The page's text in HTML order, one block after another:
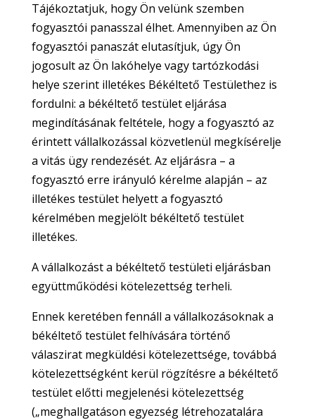
Tájékoztatjuk, hogy Ön velünk szemben
fogyasztói panasszal élhet. Amennyiben az Ön
fogyasztói panaszát elutasítjuk, úgy Ön
jogosult az Ön lakóhelye vagy tartózkodási
helye szerint illetékes Békéltető Testülethez is
fordulni: a békéltető testület eljárása
megindításának feltétele, hogy a fogyasztó az
érintett vállalkozással közvetlenül megkísérelje
a vitás ügy rendezését. Az eljárásra – a
fogyasztó erre irányuló kérelme alapján – az
illetékes testület helyett a fogyasztó
kérelmében megjelölt békéltető testület
illetékes.
A vállalkozást a békéltető testületi eljárásban
együttműködési kötelezettség terheli.
Ennek keretében fennáll a vállalkozásoknak a
békéltető testület felhívására történő
válaszirat megküldési kötelezettsége, továbbá
kötelezettségként kerül rögzítésre a békéltető
testület előtti megjelenési kötelezettség
(„meghallgatáson egyezség létrehozatalára